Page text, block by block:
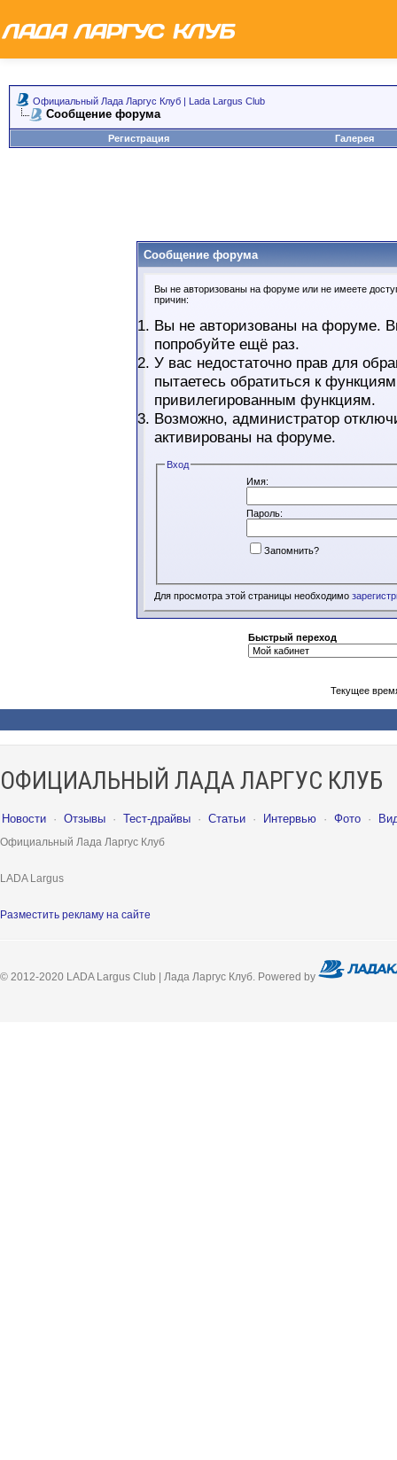
Официальный Лада Ларгус Клуб | Lada Largus Club
Сообщение форума
Регистрация Галерея
Сообщение форума
Вы не авторизованы на форуме или не имеете
причин:
Вы не авторизованы на форуме.
попробуйте ещё раз.
У вас недостаточно прав для
пытаетесь обратиться к
привилегированным функциям.
Возможно, администратор
активированы на форуме.
Вход
Имя:
Пароль:
Запомнить?
Для просмотра этой страницы необходимо
Быстрый переход
Текущее
ОФИЦИАЛЬНЫЙ ЛАДА ЛАРГУС КЛУБ
Новости · Отзывы · Тест-драйвы · Статьи · Интервью · Фото ·
Официальный Лада Ларгус Клуб
LADA Largus
Разместить рекламу на сайте
© 2012-2020 LADA Largus Club | Лада Ларгус Клуб. Powered by